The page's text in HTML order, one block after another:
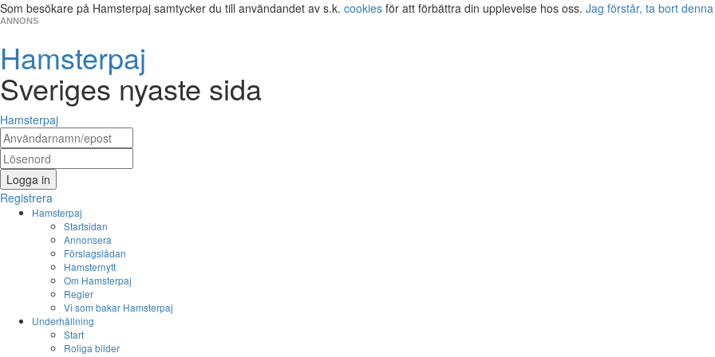
Som besökare på Hamsterpaj samtycker du till användandet av s.k. cookies för att förbättra din upplevelse hos oss. Jag förstår, ta bort
ANNONS
Hamsterpaj
Sveriges nyaste sida
Hamsterpaj
Logga in
Registrera
Hamsterpaj
Startsidan
Annonsera
Förslagslådan
Hamsternytt
Om Hamsterpaj
Regler
Vi som bakar Hamsterpaj
Underhållning
Start
Roliga bilder